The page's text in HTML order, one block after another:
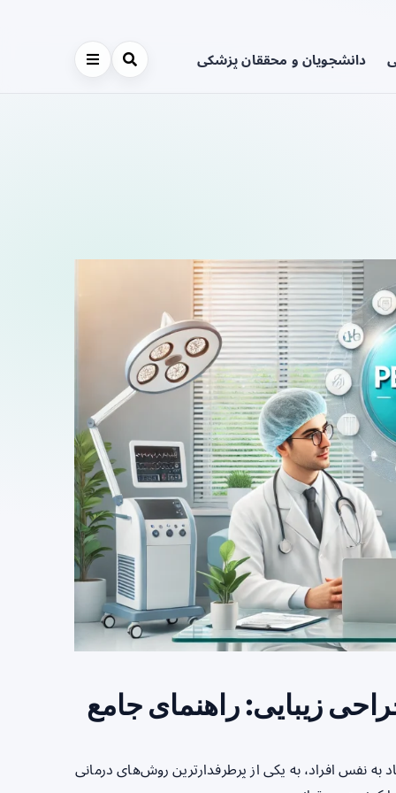
دانشجویان و محققان پزشکی
زیبایی: راهنمای جامع
به نفس افراد، به یکی از پرطرفدارترین روش‌های درمانی